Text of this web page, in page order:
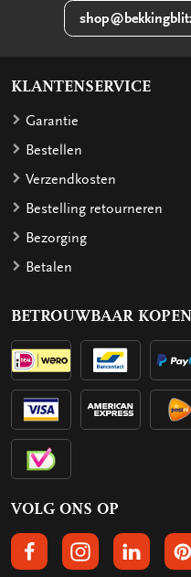
KLANTENSERVICE
Garantie
Bestellen
Verzendkosten
Bestelling retourneren
Bezorging
Betalen
BETROUWBAAR KOPEN
VOLG ONS OP
VOLGS ONS OP
VOLG ONS OP
VOLG